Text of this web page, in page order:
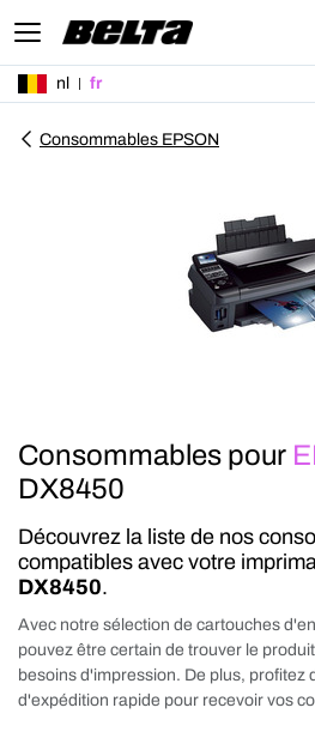
nl fr
Consommables EPSON
Consommables pour
DX8450
Découvrez la liste de nos
compatibles avec votre
DX8450.
Avec notre sélection de cartouches
pouvez être certain de trouver le
besoins d'impression. De plus, profitez
d'expédition rapide pour recevoir vos